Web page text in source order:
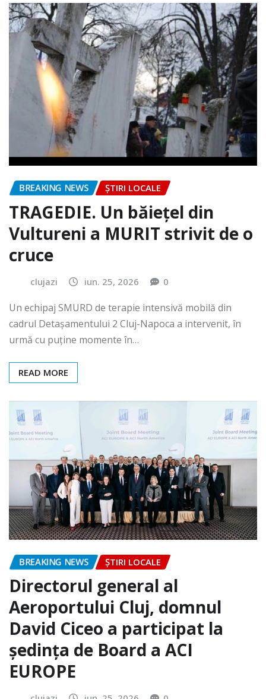
BREAKING NEWS ȘTIRI LOCALE
TRAGEDIE. Un băiețel din
Vultureni a MURIT strivit de o
cruce
clujazi iun. 25, 2026 0
Un echipaj SMURD de terapie intensivă mobilă din
cadrul Detașamentului 2 Cluj-Napoca a intervenit, în
urmă cu puține momente în…
READ MORE
BREAKING NEWS ȘTIRI LOCALE
Directorul general al
Aeroportului Cluj, domnul
David Ciceo a participat la
ședința de Board a ACI
EUROPE